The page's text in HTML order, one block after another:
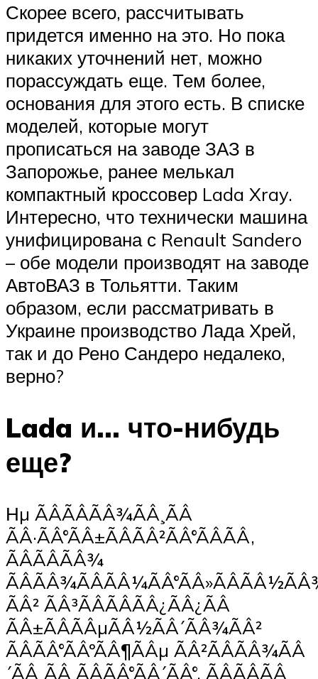
Скорее всего, рассчитывать
придется именно на это. Но пока
никаких уточнений нет, можно
порассуждать еще. Тем более,
основания для этого есть. В списке
моделей, которые могут
прописаться на заводе ЗАЗ в
Запорожье, ранее мелькал
компактный кроссовер Lada Xray.
Интересно, что технически машина
унифицирована с Renault Sandero
– обе модели производят на заводе
АвтоВАЗ в Тольятти. Таким
образом, если рассматривать в
Украине производство Лада Хрей,
так и до Рено Сандеро недалеко,
верно?
Lada и… что-нибудь
еще?
Нµ ÃÂÃÂÃÂ¾ÃÂ¸ÃÂ
ÃÂ·ÃÂ°ÃÂ±ÃÂÃÂ²ÃÂ°ÃÂÃÂ,
ÃÂÃÂÃÂ¾
ÃÂ² ÃÂ³ÃÂÃÂÃÂ¿ÃÂ¿ÃÂ
ÃÂ±ÃÂÃÂµÃÂ½ÃÂ´ÃÂ¾ÃÂ²
ÃÂÃÂ°ÃÂºÃÂ¶ÃÂµ ÃÂ²ÃÂÃÂ¾ÃÂ
´ÃÂ¸ÃÂ ÃÂÃÂ°ÃÂ´ÃÂ°, ÃÂÃÂÃÂ